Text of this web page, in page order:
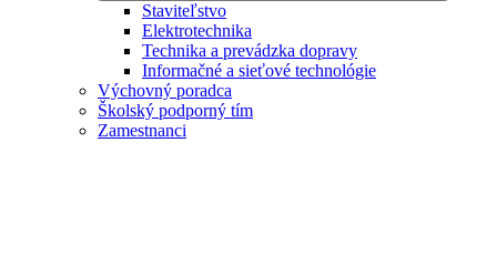
Staviteľstvo
Elektrotechnika
Technika a prevádzka dopravy
Informačné a sieťové technológie
Výchovný poradca
Školský podporný tím
Zamestnanci